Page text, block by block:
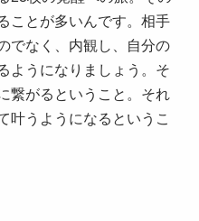
ことが多いんです。相手
でなく、内観し、自分の
ようになりましょう。そ
繋がるということ。それ
叶うようになるというこ